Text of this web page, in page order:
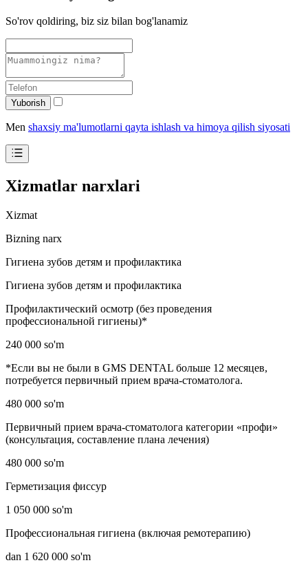
So'rov qoldiring, biz siz bilan bog'lanamiz
Yuborish
Men shaxsiy ma'lumotlarni qayta ishlash va himoya qilish siyosati
Xizmatlar narxlari
Xizmat
Bizning narx
Гигиена зубов детям и профилактика
Гигиена зубов детям и профилактика
Профилактический осмотр (без проведения
профессиональной гигиены)*
240 000 so'm
*Если вы не были в GMS DENTAL больше 12 месяцев,
потребуется первичный прием врача-стоматолога.
480 000 so'm
Первичный прием врача-стоматолога категории «профи»
(консультация, составление плана лечения)
480 000 so'm
Герметизация фиссур
1 050 000 so'm
Профессиональная гигиена (включая ремотерапию)
dan 1 620 000 so'm